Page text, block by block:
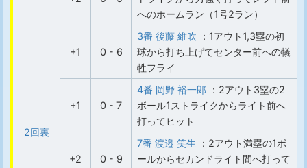
へのホームラン（1号2ラン）
2回裏
+1 0 - 6
3番 後藤 維吹 ：1アウト1,3塁の初
球から打ち上げてセンター前への犠
牲フライ
+1 0 - 7
4番 岡野 裕一郎 ：2アウト3塁の2
ボール1ストライクからライト前へ
打ってヒット
+2 0 - 9
7番 渡邉 笑生 ：2アウト満塁の1ボ
ールからセカンドライト間へ打って